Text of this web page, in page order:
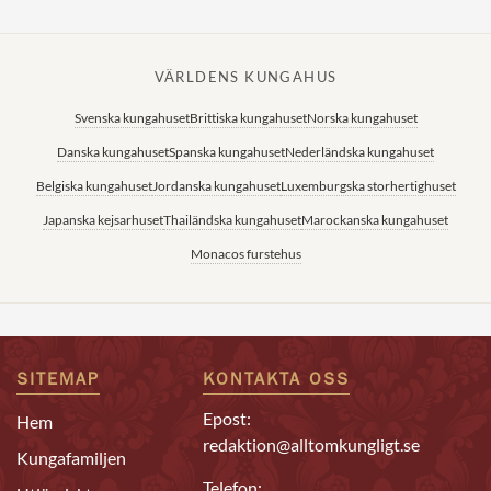
VÄRLDENS KUNGAHUS
Svenska kungahusetBrittiska kungahusetNorska kungahuset
Danska kungahusetSpanska kungahusetNederländska kungahuset
Belgiska kungahusetJordanska kungahusetLuxemburgska storhertighuset
Japanska kejsarhusetThailändska kungahusetMarockanska kungahuset
Monacos furstehus
SITEMAP
Hem
Kungafamiljen
KONTAKTA OSS
Epost:
redaktion@alltomkungligt.se